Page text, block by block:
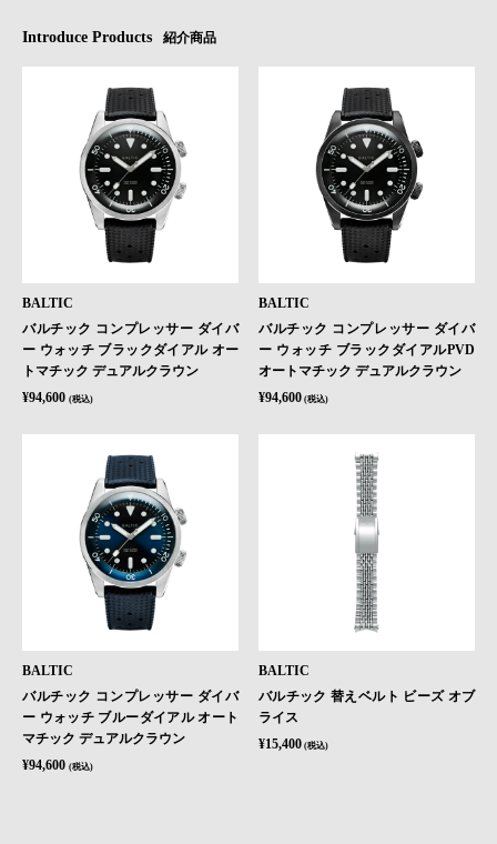
Introduce Products 紹介商品
BALTIC
バルチック コンプレッサー ダイバ
ー ウォッチ ブラックダイアル オー
トマチック デュアルクラウン
¥94,600 (税込)
BALTIC
バルチック コンプレッサー ダイバ
ー ウォッチ ブラックダイアルPVD
オートマチック デュアルクラウン
¥94,600 (税込)
BALTIC
バルチック コンプレッサー ダイバ
ー ウォッチ ブルーダイアル オート
マチック デュアルクラウン
¥94,600 (税込)
BALTIC
バルチック 替えベルト ビーズ オブ
ライス
¥15,400 (税込)